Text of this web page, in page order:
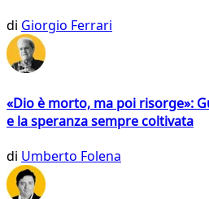
di Giorgio Ferrari
«Dio è morto, ma poi risorge»:
e la speranza sempre coltivata
di Umberto Folena